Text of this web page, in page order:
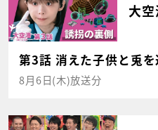
大
第3話 消えた子供と兎を
8月6日(木)放送分